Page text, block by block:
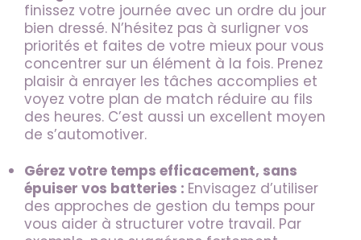
finissez votre journée avec un ordre du jour
bien dressé. N’hésitez pas à surligner vos
priorités et faites de votre mieux pour vous
concentrer sur un élément à la fois. Prenez
plaisir à enrayer les tâches accomplies et
voyez votre plan de match réduire au fils
des heures. C’est aussi un excellent moyen
de s’automotiver.
Gérez votre temps efficacement, sans
épuiser vos batteries : Envisagez d’utiliser
des approches de gestion du temps pour
vous aider à structurer votre travail. Par